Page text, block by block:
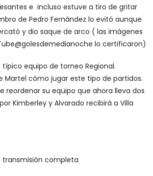
e incluso estuve a tiro de gritar
de Pedro Fernández lo evitó aunque
y dio saque de arco ( las imágenes
lo certificaron)
típico equipo de torneo Regional.
Martel cómo jugar este tipo de partidos.
reordenar su equipo que ahora lleva dos
Kimberley y Alvarado recibirá a Villa
transmisión completa